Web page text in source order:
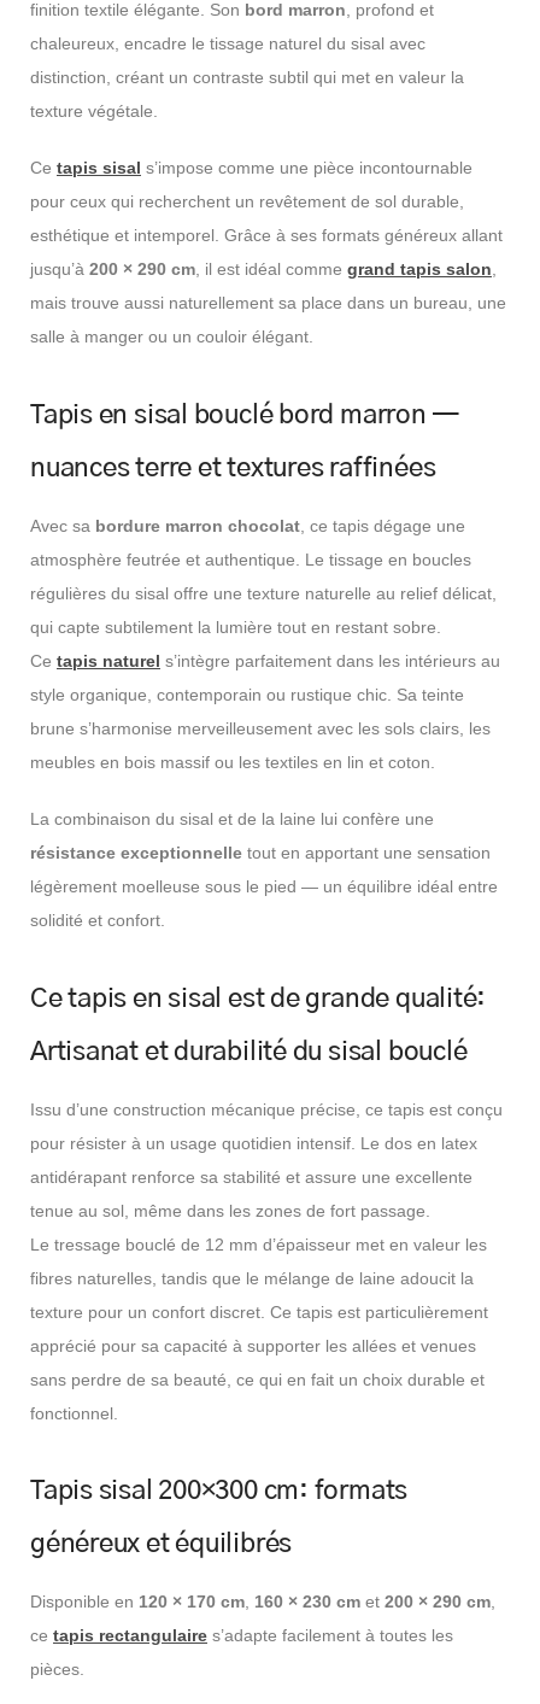
finition textile élégante. Son bord marron , profond et
chaleureux, encadre le tissage naturel du sisal avec
distinction, créant un contraste subtil qui met en valeur la
texture végétale.
Ce tapis sisal s’impose comme une pièce incontournable
pour ceux qui recherchent un revêtement de sol durable,
esthétique et intemporel. Grâce à ses formats généreux allant
jusqu’à 200 × 290 cm, il est idéal comme grand tapis salon,
mais trouve aussi naturellement sa place dans un bureau, une
salle à manger ou un couloir élégant.
Tapis en sisal bouclé bord marron —
nuances terre et textures raffinées
Avec sa bordure marron chocolat , ce tapis dégage une
atmosphère feutrée et authentique. Le tissage en boucles
régulières du sisal offre une texture naturelle au relief délicat,
qui capte subtilement la lumière tout en restant sobre.
Ce tapis naturel s’intègre parfaitement dans les intérieurs au
style organique, contemporain ou rustique chic. Sa teinte
brune s’harmonise merveilleusement avec les sols clairs, les
meubles en bois massif ou les textiles en lin et coton.
La combinaison du sisal et de la laine lui confère une
résistance exceptionnelle tout en apportant une sensation
légèrement moelleuse sous le pied — un équilibre idéal entre
solidité et confort.
Ce tapis en sisal est de grande qualité:
Artisanat et durabilité du sisal bouclé
Issu d’une construction mécanique précise, ce tapis est conçu
pour résister à un usage quotidien intensif. Le dos en latex
antidérapant renforce sa stabilité et assure une excellente
tenue au sol, même dans les zones de fort passage.
Le tressage bouclé de 12 mm d’épaisseur met en valeur les
fibres naturelles, tandis que le mélange de laine adoucit la
texture pour un confort discret. Ce tapis est particulièrement
apprécié pour sa capacité à supporter les allées et venues
sans perdre de sa beauté, ce qui en fait un choix durable et
fonctionnel.
Tapis sisal 200×300 cm: formats
généreux et équilibrés
Disponible en 120 × 170 cm 160 × 230 cm et 200 × 290 cm
ce tapis rectangulaire s’adapte facilement à toutes les
pièces.